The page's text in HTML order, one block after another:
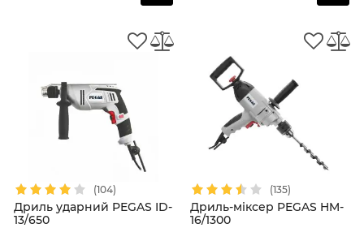
(104)
Дриль ударний PEGAS ID-
13/650
(135)
Дриль-міксер PEGAS HM-
16/1300